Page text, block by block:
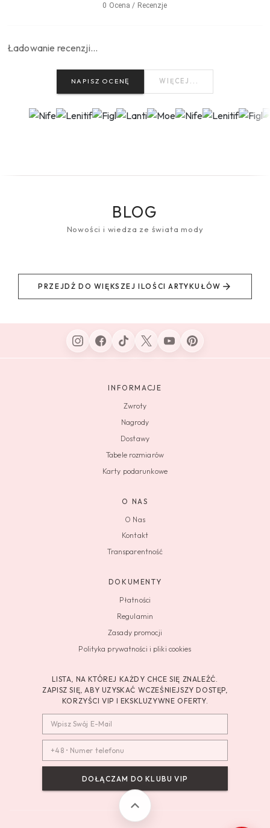
0 Ocena / Recenzje
Ładowanie recenzji…
NAPISZ OCENĘ WIĘCEJ...
BLOG
Nowości i wiedza ze świata mody
PRZEJDŹ DO WIĘKSZEJ ILOŚCI ARTYKUŁÓW
INFORMACJE
Zwroty
Nagrody
Dostawy
Tabele rozmiarów
Karty podarunkowe
O NAS
O Nas
Kontakt
Transparentność
DOKUMENTY
Płatności
Regulamin
Zasady promocji
Polityka prywatności i pliki cookies
LISTA, NA KTÓREJ KAŻDY CHCE SIĘ ZNALEŹĆ.
ZAPISZ SIĘ, ABY UZYSKAĆ WCZEŚNIEJSZY DOSTĘP,
KORZYŚCI VIP I EKSKLUZYWNE OFERTY.
DOŁĄCZAM DO KLUBU VIP